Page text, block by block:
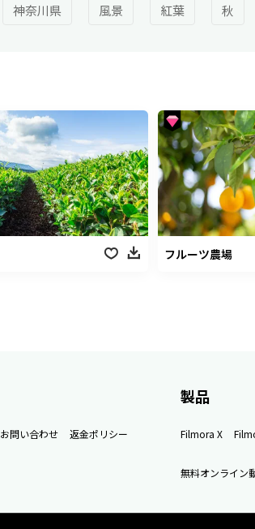
神奈川県 風景 紅葉 秋
フルーツ農場
お問い合わせ 返金ポリシー
製品
Filmora X
無料オンライン